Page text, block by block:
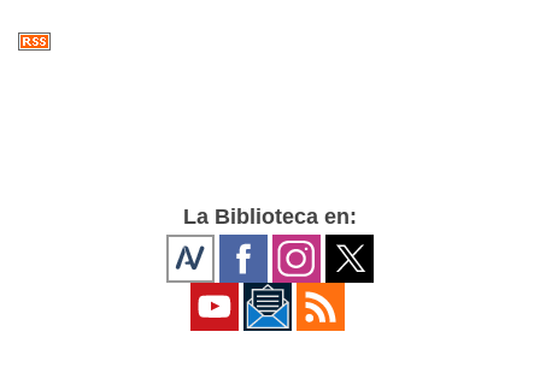
La Biblioteca en: